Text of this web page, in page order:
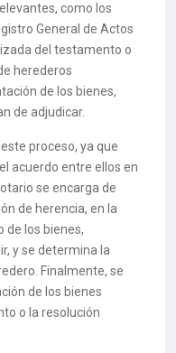
como los
General de Actos
del testamento o
herederos
de los bienes,
de adjudicar.
proceso, ya que
acuerdo entre ellos en
se encarga de
de herencia, en la
de los bienes,
y se determina la
Finalmente, se
de los bienes
o la resolución